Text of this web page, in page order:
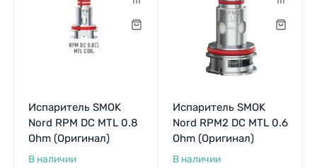
Испаритель SMOK
Nord RPM DC MTL 0.8
Ohm (Оригинал)
В наличии
Испаритель SMOK
Nord RPM2 DC MTL 0.6
Ohm (Оригинал)
В наличии